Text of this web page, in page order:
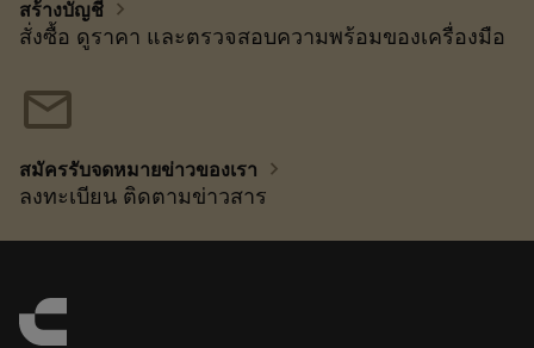
สร้างบัญชี chevron_right
สั่งซื้อ ดูราคา และตรวจสอบความพร้อมของเครื่องมือ
mail
สมัครรับจดหมายข่าวของเรา chevron_right
ลงทะเบียน ติดตามข่าวสาร